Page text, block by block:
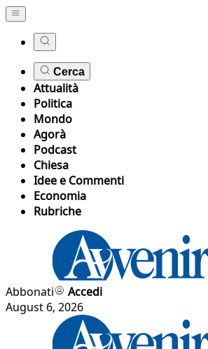
Cerca
Attualità
Politica
Mondo
Agorà
Podcast
Chiesa
Idee e Commenti
Economia
Rubriche
Abbonati
Accedi
August 6, 2026